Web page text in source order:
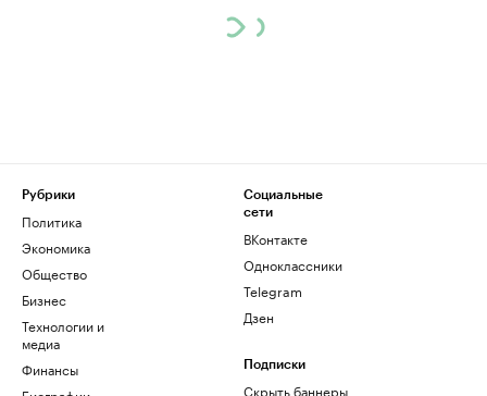
Рубрики
Политика
Экономика
Общество
Бизнес
Технологии и
медиа
Финансы
Социальные
сети
ВКонтакте
Одноклассники
Telegram
Дзен
Подписки
Скрыть баннеры